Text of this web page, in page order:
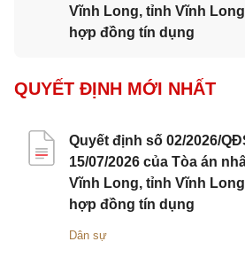
Vĩnh Long, tỉnh Vĩnh
hợp đồng tín dụng
QUYẾT ĐỊNH MỚI NHẤT
Quyết định số 02/2026/
15/07/2026 của Tòa án
Vĩnh Long, tỉnh Vĩnh
hợp đồng tín dụng
Dân sự